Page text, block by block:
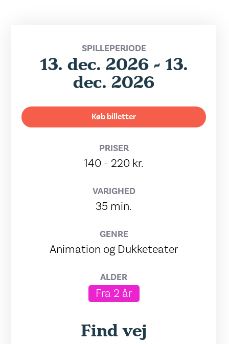
SPILLEPERIODE
13. dec. 2026 - 13.
dec. 2026
Køb billetter
PRISER
140 - 220 kr.
VARIGHED
35 min.
GENRE
Animation og Dukketeater
ALDER
Fra 2 år
Find vej